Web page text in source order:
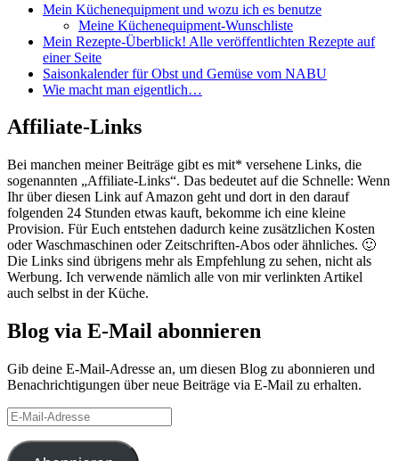
Mein Küchenequipment und wozu ich es benutze
Meine Küchenequipment-Wunschliste
Mein Rezepte-Überblick! Alle veröffentlichten Rezepte auf
einer Seite
Saisonkalender für Obst und Gemüse vom NABU
Wie macht man eigentlich…
Affiliate-Links
Bei manchen meiner Beiträge gibt es mit* versehene Links, die
sogenannten „Affiliate-Links“. Das bedeutet auf die Schnelle: Wenn
Ihr über diesen Link auf Amazon geht und dort in den darauf
folgenden 24 Stunden etwas kauft, bekomme ich eine kleine
Provision. Für Euch entstehen dadurch keine zusätzlichen Kosten
oder Waschmaschinen oder Zeitschriften-Abos oder ähnliches. 🙂
Die Links sind übrigens mehr als Empfehlung zu sehen, nicht als
Werbung. Ich verwende nämlich alle von mir verlinkten Artikel
auch selbst in der Küche.
Blog via E-Mail abonnieren
Gib deine E-Mail-Adresse an, um diesen Blog zu abonnieren und
Benachrichtigungen über neue Beiträge via E-Mail zu erhalten.
E-
Mail-
Adresse